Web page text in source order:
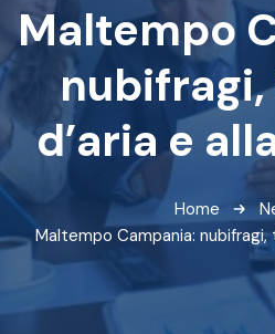
Maltempo
d’aria e
Home
Maltempo Campania: